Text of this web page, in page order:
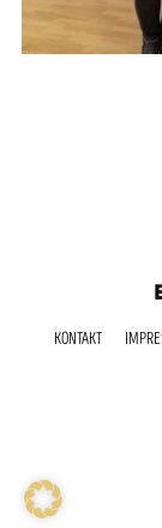
KONTAKT